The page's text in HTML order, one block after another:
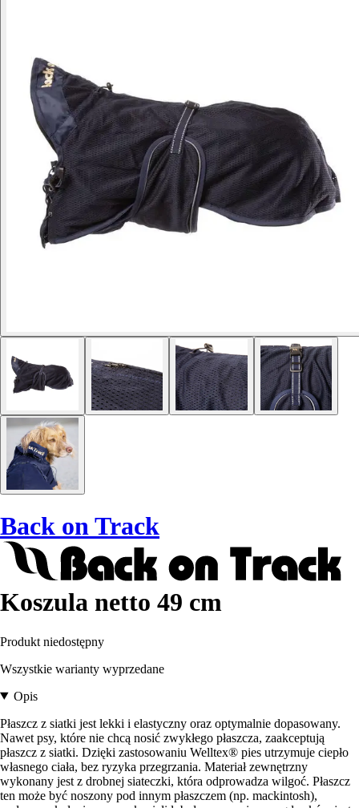
Back on Track
Koszula netto 49 cm
Produkt niedostępny
Wszystkie warianty wyprzedane
Opis
Płaszcz z siatki jest lekki i elastyczny oraz optymalnie dopasowany.
Nawet psy, które nie chcą nosić zwykłego płaszcza, zaakceptują
płaszcz z siatki. Dzięki zastosowaniu Welltex® pies utrzymuje ciepło
własnego ciała, bez ryzyka przegrzania. Materiał zewnętrzny
wykonany jest z drobnej siateczki, która odprowadza wilgoć. Płaszcz
ten może być noszony pod innym płaszczem (np. mackintosh),